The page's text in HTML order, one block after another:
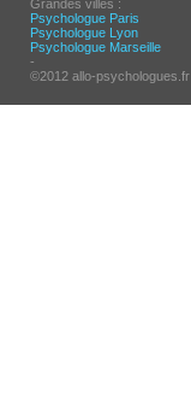
Grandes villes :
Psychologue Paris
Psychologue Lyon
Psychologue Marseille
-
©2012 allo-psychologues.fr